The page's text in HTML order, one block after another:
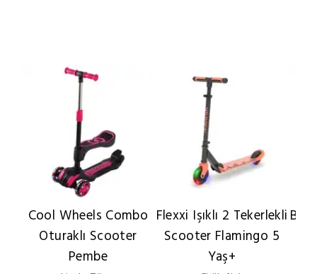
Cool Wheels Combo
Oturaklı Scooter
Pembe
Flexxi Işıklı 2 Tekerlekli
Scooter Flamingo 5
Yaş+